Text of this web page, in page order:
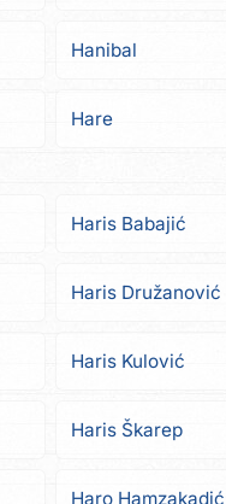
Hanibal
Hare
Haris Babajić
Haris Družanović
Haris Kulović
Haris Škarep
Haro Hamzakadić